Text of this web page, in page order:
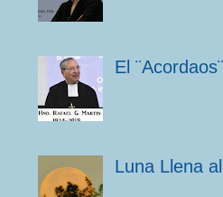
El
Luna Llena